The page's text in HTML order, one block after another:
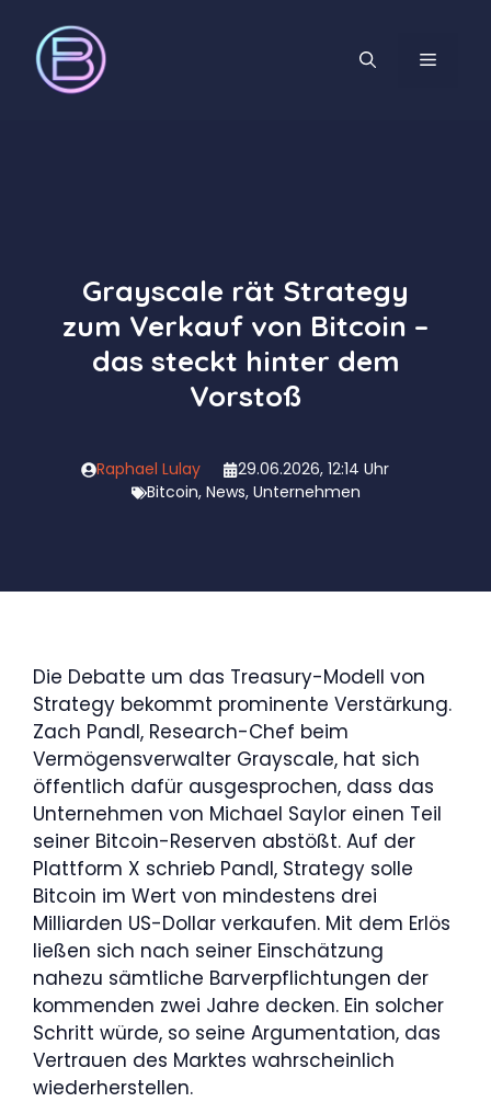
Inhalt
springen
MENÜ
Grayscale rät Strategy
zum Verkauf von Bitcoin –
das steckt hinter dem
Vorstoß
Raphael Lulay
29.06.2026, 12:14 Uhr
Bitcoin, News, Unternehmen
Die Debatte um das Treasury-Modell von
Strategy bekommt prominente Verstärkung.
Zach Pandl, Research-Chef beim
Vermögensverwalter Grayscale, hat sich
öffentlich dafür ausgesprochen, dass das
Unternehmen von Michael Saylor einen Teil
seiner Bitcoin-Reserven abstößt. Auf der
Plattform X schrieb Pandl, Strategy solle
Bitcoin im Wert von mindestens drei
Milliarden US-Dollar verkaufen. Mit dem Erlös
ließen sich nach seiner Einschätzung
nahezu sämtliche Barverpflichtungen der
kommenden zwei Jahre decken. Ein solcher
Schritt würde, so seine Argumentation, das
Vertrauen des Marktes wahrscheinlich
wiederherstellen.